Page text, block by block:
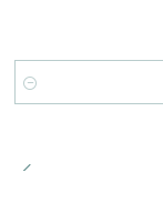
Cantidad